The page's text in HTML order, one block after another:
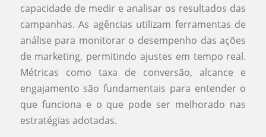
capacidade de medir e analisar os resultados das
campanhas. As agências utilizam ferramentas de
análise para monitorar o desempenho das ações
de marketing, permitindo ajustes em tempo real.
Métricas como taxa de conversão, alcance e
engajamento são fundamentais para entender o
que funciona e o que pode ser melhorado nas
estratégias adotadas.